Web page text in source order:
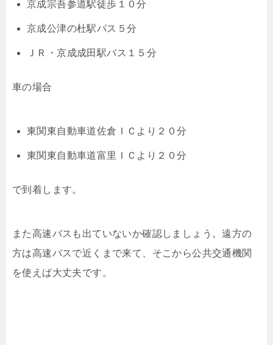
京成宗吾参道駅徒歩１０分
京成公津の杜駅バス５分
ＪＲ・京成成田駅バス１５分
車の場合
東関東自動車道佐倉ＩＣより２０分
東関東自動車道富里ＩＣより２０分
で到着します。
また高速バスも出ていないか確認しましょう。遠方の
方は高速バスで近くまで来て、そこから公共交通機関
を使えば大丈夫です。